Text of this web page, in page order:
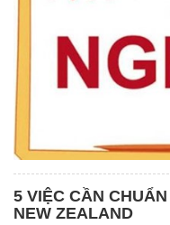
5 VIỆC CẦN
NEW ZEALAND